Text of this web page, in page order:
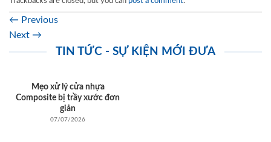
← Previous
Next →
TIN TỨC - SỰ KIỆN MỚI ĐƯA
Mẹo xử lý cửa nhựa
Composite bị trầy xước đơn
giản
07/07/2026